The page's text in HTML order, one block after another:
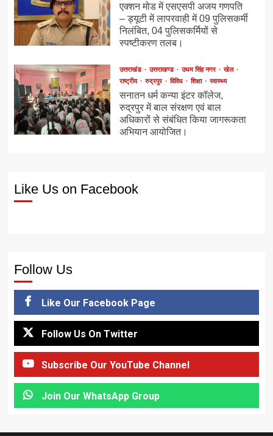
एक्शन मोड में एसएसपी अजय गणपति
– ड्यूटी में लापरवाही में 09 पुलिसकर्मी
निलंबित, 04 पुलिसकर्मियों से
स्पष्टीकरण तलब।
उत्तराखंड उत्तराखण्ड उधम सिंह नगर
खेल
राष्ट्रीय
रुद्रपुर विविध शिक्षा स्वास्थ्य
सनातन धर्म कन्या इंटर कॉलेज,
रुद्रपुर में बाल संरक्षण एवं बाल
अधिकारों से संबंधित किया जागरूकता
अभियान आयोजित।
Like Us on Facebook
Follow Us
Like Our Facebook Page
Follow Us On Twitter
Subscribe Our YouTube Channel
Join Our WhatsApp Group